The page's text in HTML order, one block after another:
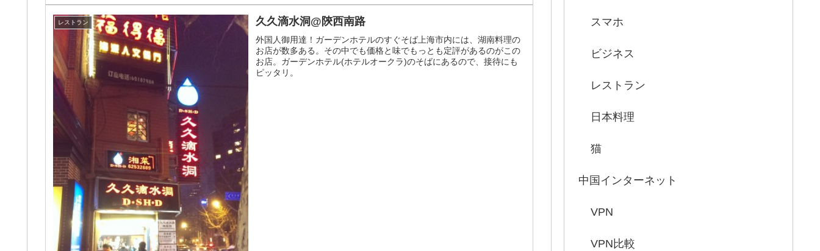
レストラン 久久滴水洞@陝西南路
外国人御用達！ガーデンホテルのすぐそば上海市内には、湖南料理の
お店が数多ある。その中でも価格と味でもっとも定評があるのがこの
お店。ガーデンホテル(ホテルオークラ)のそばにあるので、接待にも
ピッタリ。
スマホ
ビジネス
レストラン
日本料理
猫
中国インターネット
VPN
VPN比較